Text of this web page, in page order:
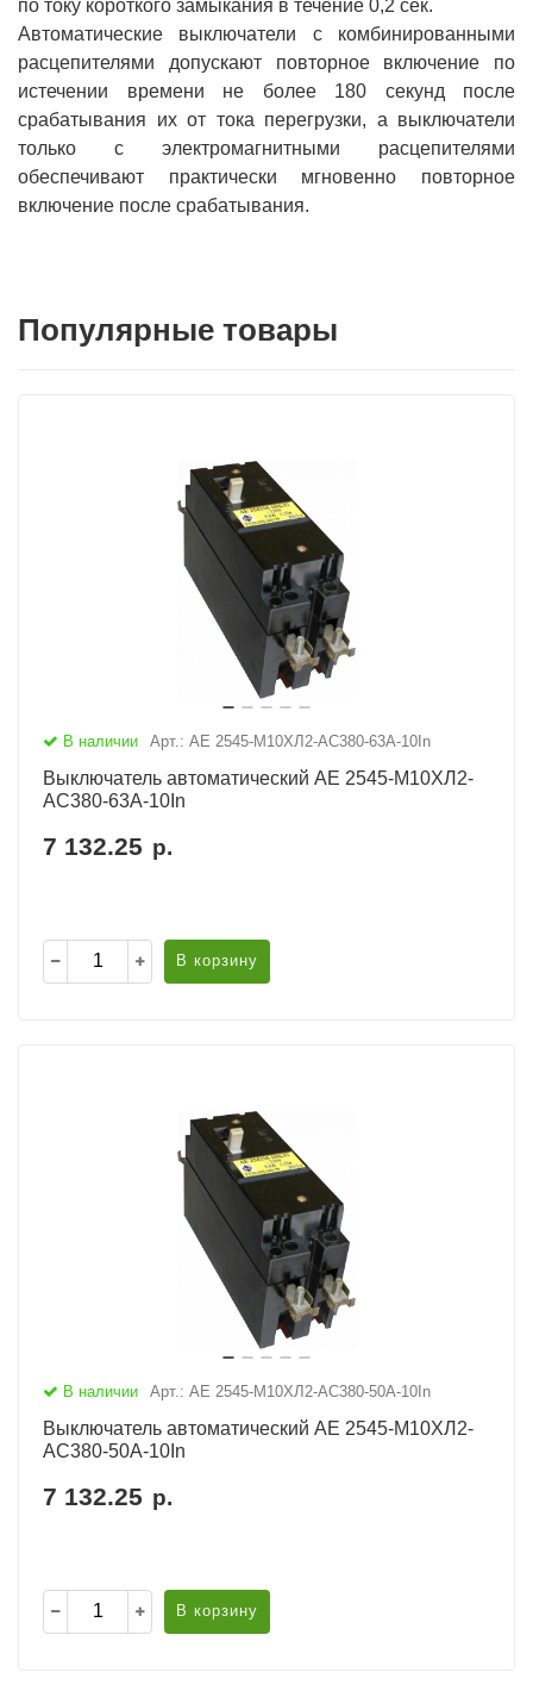
по току короткого замыкания в течение 0,2 сек.
Автоматические выключатели с комбинированными
расцепителями допускают повторное включение по
истечении времени не более 180 секунд после
срабатывания их от тока перегрузки, а выключатели
только с электромагнитными расцепителями
обеспечивают практически мгновенно повторное
включение после срабатывания.
Популярные товары
В наличии Арт.: АЕ 2545-М10ХЛ2-AC380-63А-10In
Выключатель автоматический АЕ 2545-М10ХЛ2-
AC380-63А-10In
7 132.25 р.
В корзину
В наличии Арт.: АЕ 2545-М10ХЛ2-AC380-50А-10In
Выключатель автоматический АЕ 2545-М10ХЛ2-
AC380-50А-10In
7 132.25 р.
В корзину